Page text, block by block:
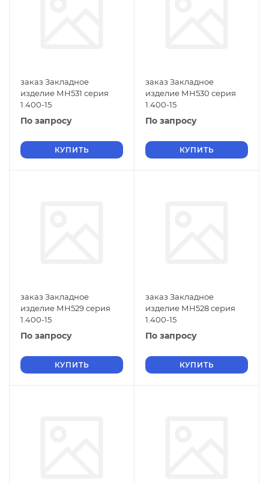
заказ Закладное
изделие МН531 серия
1.400-15
По запросу
КУПИТЬ
заказ Закладное
изделие МН530 серия
1.400-15
По запросу
КУПИТЬ
заказ Закладное
изделие МН529 серия
1.400-15
По запросу
КУПИТЬ
заказ Закладное
изделие МН528 серия
1.400-15
По запросу
КУПИТЬ